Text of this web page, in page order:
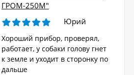
5 110₽
3 680₽
ГРОМ-250М"
Юрий
Хороший прибор, проверял,
работает, у собаки голову гнет
к земле и уходит в сторонку по
дальше